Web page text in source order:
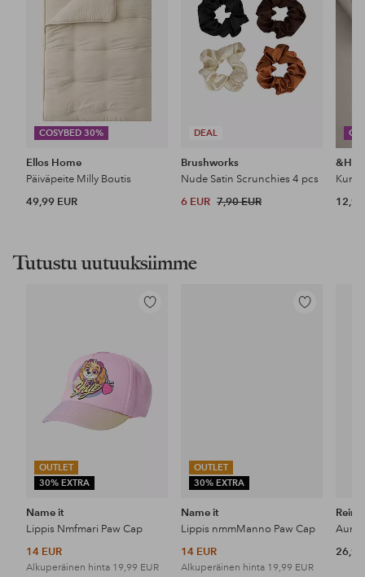
COSYBED 30%
Ellos Home
Päiväpeite Milly Boutis
49,99 EUR
DEAL
Brushworks
Nude Satin Scrunchies 4 pcs
6 EUR 7,90 EUR 12,99
Tutustu uutuuksiimme
OUTLET
30% EXTRA
Lisää
Name it
Lippis Nmfmari Paw Cap
14 EUR
Alkuperäinen hinta 19,99 EUR
OUTLET
30% EXTRA
Lisää
Name it
Lippis nmmManno Paw Cap
14 EUR
Alkuperäinen hinta 19,99 EUR
26,95